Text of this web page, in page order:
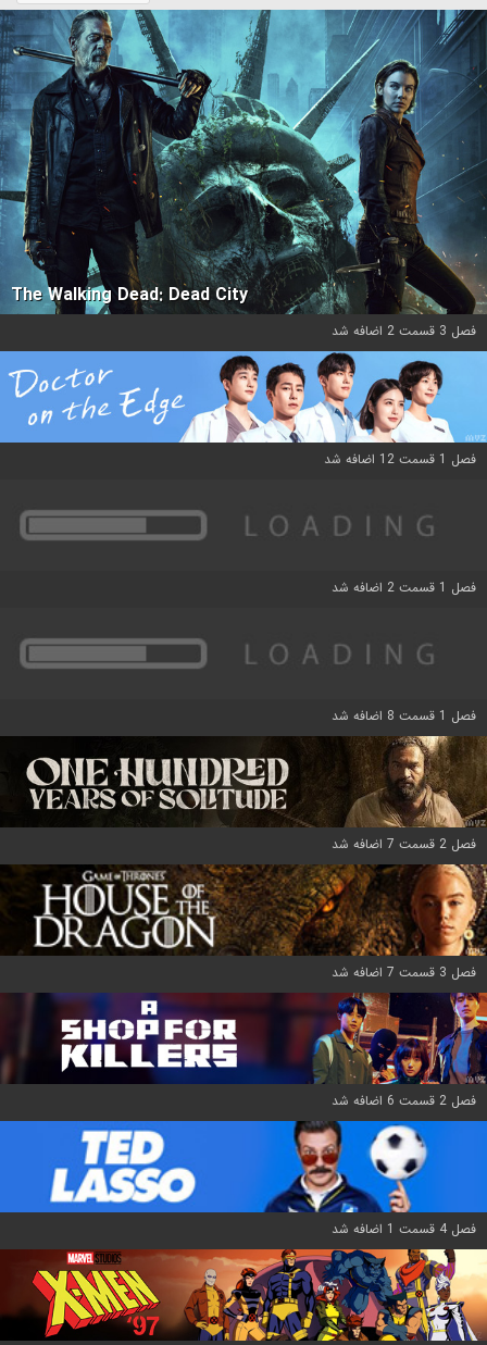
The Walking Dead: Dead City
فصل 3 قسمت 2 اضافه شد
فصل 1 قسمت 12 اضافه شد
فصل 1 قسمت 2 اضافه شد
فصل 1 قسمت 8 اضافه شد
فصل 2 قسمت 7 اضافه شد
فصل 3 قسمت 7 اضافه شد
فصل 2 قسمت 6 اضافه شد
فصل 4 قسمت 1 اضافه شد